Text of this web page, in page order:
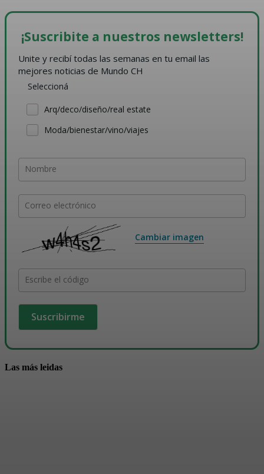
¡Suscribite a nuestros newsletters!
Unite y recibí todas las semanas en tu email las
mejores noticias de Mundo CH
Seleccioná
Arq/deco/diseño/real estate
Moda/bienestar/vino/viajes
Nombre
Correo electrónico
Cambiar imagen
Escribe el código
Las más leidas